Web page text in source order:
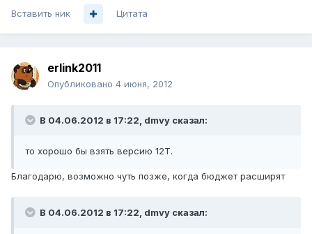
Вставить ник Цитата
erlink2011
Опубликовано 4 июня, 2012
В 04.06.2012 в 17:22, dmvy сказал:
то хорошо бы взять версию 12T.
Благодарю, возможно чуть позже, когда бюджет расширят
В 04.06.2012 в 17:22, dmvy сказал: